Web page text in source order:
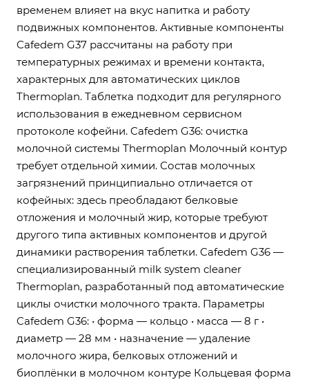
временем влияет на вкус напитка и работу
подвижных компонентов. Активные компоненты
Cafedem G37 рассчитаны на работу при
температурных режимах и времени контакта,
характерных для автоматических циклов
Thermoplan. Таблетка подходит для регулярного
использования в ежедневном сервисном
протоколе кофейни. Cafedem G36: очистка
молочной системы Thermoplan Молочный контур
требует отдельной химии. Состав молочных
загрязнений принципиально отличается от
кофейных: здесь преобладают белковые
отложения и молочный жир, которые требуют
другого типа активных компонентов и другой
динамики растворения таблетки. Cafedem G36 —
специализированный milk system cleaner
Thermoplan, разработанный под автоматические
циклы очистки молочного тракта. Параметры
Cafedem G36: • форма — кольцо • масса — 8 г •
диаметр — 28 мм • назначение — удаление
молочного жира, белковых отложений и
биоплёнки в молочном контуре Кольцевая форма